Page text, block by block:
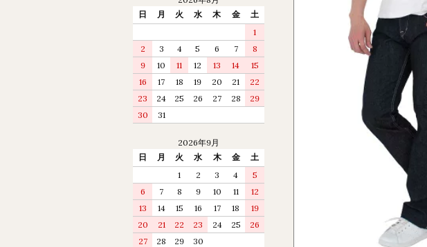
日
月 火 水 木 金
土
1
2
3 4 5 6 7
8
9
10 11 12 13 14
15
16
17 18 19 20 21
22
23
24 25 26 27 28
29
30
31
2026年9月
日
月 火 水 木 金
土
1
2 3 4
5
6
7 8 9 10 11
12
13
14 15 16 17 18
19
20
21 22 23 24 25
26
27
28 29 30